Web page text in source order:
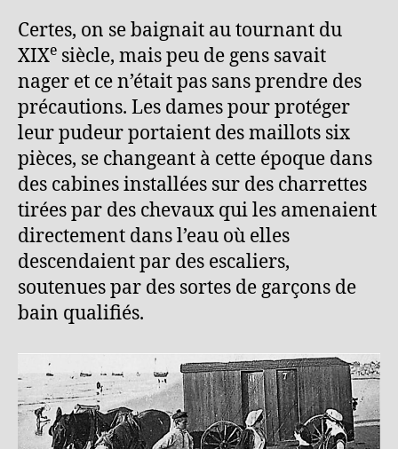
Certes, on se baignait au tournant du
XIXe siècle, mais peu de gens savait
nager et ce n’était pas sans prendre des
précautions. Les dames pour protéger
leur pudeur portaient des maillots six
pièces, se changeant à cette époque dans
des cabines installées sur des charrettes
tirées par des chevaux qui les amenaient
directement dans l’eau où elles
descendaient par des escaliers,
soutenues par des sortes de garçons de
bain qualifiés.